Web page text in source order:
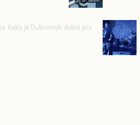
Kako je Dubrovnik dobio prv